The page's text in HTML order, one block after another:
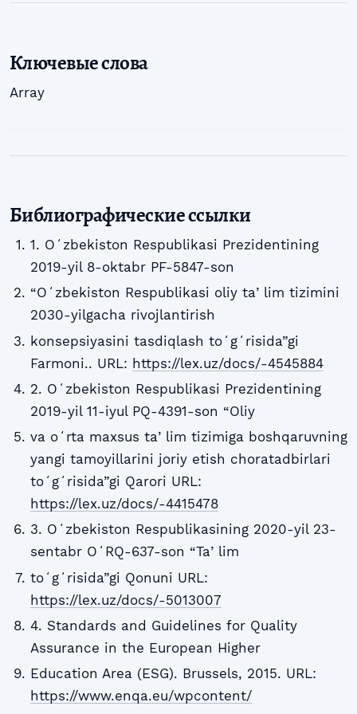
Ключевые слова
Array
Библиографические ссылки
1. Oʻzbekiston Respublikasi Prezidentining
2019-yil 8-oktabr PF-5847-son
“Oʻzbekiston Respublikasi oliy taʼlim tizimini
2030-yilgacha rivojlantirish
konsepsiyasini tasdiqlash toʻgʻrisida”gi
Farmoni.. URL: https://lex.uz/docs/-4545884
2. Oʻzbekiston Respublikasi Prezidentining
2019-yil 11-iyul PQ-4391-son “Oliy
va oʻrta maxsus taʼlim tizimiga boshqaruvning
yangi tamoyillarini joriy etish choratadbirlari
toʻgʻrisida”gi Qarori URL:
https://lex.uz/docs/-4415478
3. Oʻzbekiston Respublikasining 2020-yil 23-
sentabr OʻRQ-637-son “Taʼlim
toʻgʻrisida”gi Qonuni URL:
https://lex.uz/docs/-5013007
4. Standards and Guidelines for Quality
Assurance in the European Higher
Education Area (ESG). Brussels, 2015. URL:
https://www.enqa.eu/wpcontent/